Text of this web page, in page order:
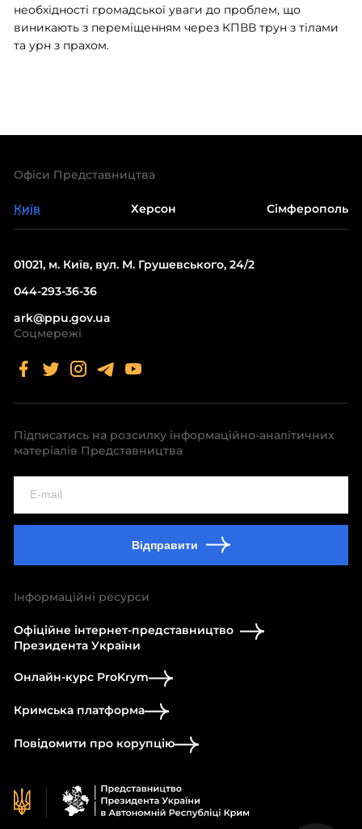
необхідності громадської уваги до проблем, що
виникають з переміщенням через КПВВ трун з тілами
та урн з прахом.
Офіси Представництва
Київ Херсон Сімферополь
01021, м. Київ, вул. М. Грушевського, 24/2
044-293-36-36
ark@ppu.gov.ua
Соцмережі
Підписатись на розсилку інформаційно-аналітичних
матеріалів Представництва
Відправити
Інформаційні ресурси
Офіційне інтернет-представництво
Президента України
Онлайн-курс ProKrym
Кримська платформа
Повідомити про корупцію